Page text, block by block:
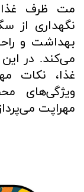
مت ظرف غذا
نگهداری از
بهداشت و
می‌کند. در
غذا، نکات
ویژگی‌های
مهراپت